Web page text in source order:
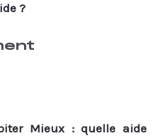
?
Mieux : quelle aide